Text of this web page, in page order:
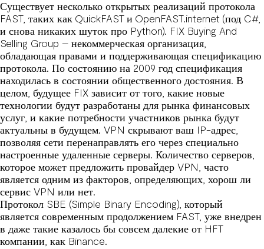
Существует несколько открытых реализаций протокола
FAST, таких как QuickFAST и OpenFAST.internet (под C#,
и снова никаких шуток про Python). FIX Buying And
Selling Group – некоммерческая организация,
обладающая правами и поддерживающая спецификацию
протокола. По состоянию на 2009 год спецификация
находилась в состоянии общественного достояния. В
целом, будущее FIX зависит от того, какие новые
технологии будут разработаны для рынка финансовых
услуг, и какие потребности участников рынка будут
актуальны в будущем. VPN скрывают ваш IP-адрес,
позволяя сети перенаправлять его через специально
настроенные удаленные серверы. Количество серверов,
которое может предложить провайдер VPN, часто
является одним из факторов, определяющих, хорош ли
сервис VPN или нет.
Протокол SBE (Simple Binary Encoding), который
является современным продолжением FAST, уже внедрен
в даже такие казалось бы совсем далекие от HFT
компании, как Binance.